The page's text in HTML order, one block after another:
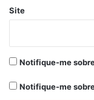
Site
Notifique-me
Notifique-me